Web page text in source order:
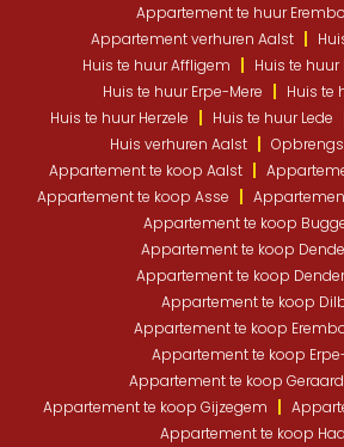
Appartement te huur
Appartement verhuren Aalst
Huis te huur Affligem
Huis te
Huis te huur Erpe-Mere
Huis te
Huis te huur Herzele
Huis te huur Lede
Huis verhuren Aalst
Appartement te koop Aalst
Appartement te koop Asse
Appartement te koop
Appartement te koop
Appartement te koop
Appartement te koop
Appartement te koop
Appartement te koop
Appartement te koop
Appartement te koop Gijzegem
Appartement te koop